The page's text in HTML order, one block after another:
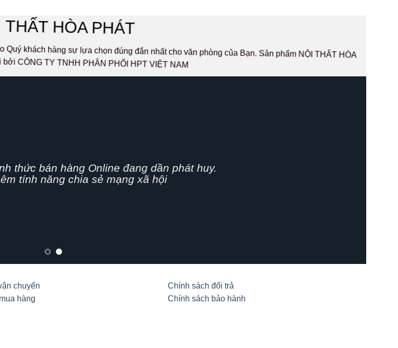
THẤT HÒA PHÁT
khách hàng sự lựa chọn đúng đắn nhất cho văn phòng của Bạn. Sản phẩm NỘI THẤT HÒA
CÔNG TY TNHH PHÂN PHỐI HPT VIỆT NAM
thức bán hàng Online đang dần phát huy.
tính năng chia sẻ mạng xã hội
chuyển
hàng
Chính sách đổi trả
Chính sách bảo hành